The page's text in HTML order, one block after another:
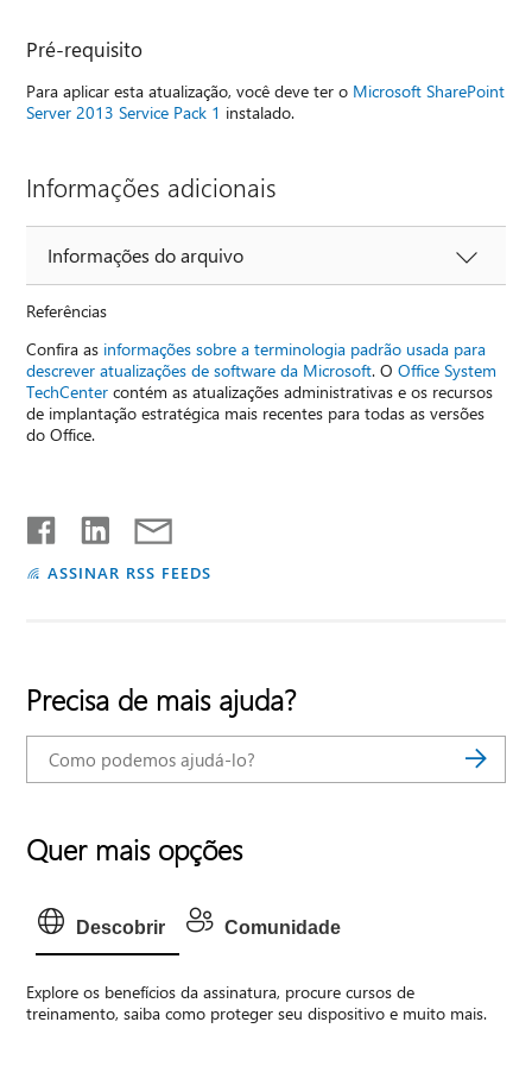
Pré-requisito
Para aplicar esta atualização, você deve ter o Microsoft SharePoint
Server 2013 Service Pack 1 instalado.
Informações adicionais
Informações do arquivo
Referências
Confira as informações sobre a terminologia padrão usada para
descrever atualizações de software da Microsoft. OOffice System
TechCenter contém as atualizações administrativas e os recursos
de implantação estratégica mais recentes para todas as versões
do Office.
ASSINAR RSS FEEDS
Precisa de mais ajuda?
Quer mais opções
Descobrir Comunidade
Explore os benefícios da assinatura, procure cursos de
treinamento, saiba como proteger seu dispositivo e muito mais.